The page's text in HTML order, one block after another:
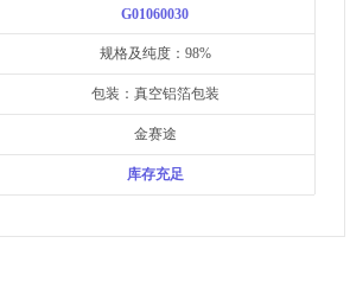
G01060030
规格及纯度：98%
包装：真空铝箔包装
金赛途
库存充足